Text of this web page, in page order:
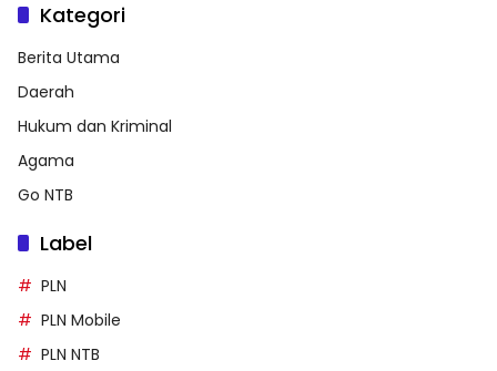
Kategori
Berita Utama
Daerah
Hukum dan Kriminal
Agama
Go NTB
Label
PLN
PLN Mobile
PLN NTB